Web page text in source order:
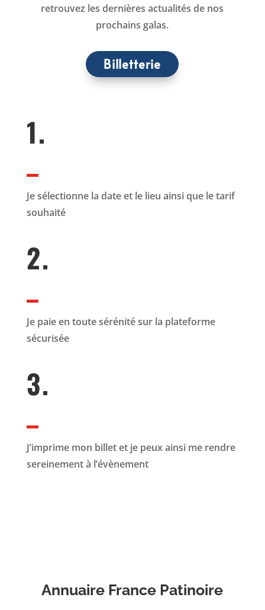
retrouvez les dernières actualités de nos
prochains galas.
Billetterie
1.
Je sélectionne la date et le lieu ainsi que le tarif
souhaité
2.
Je paie en toute sérénité sur la plateforme
sécurisée
3.
J’imprime mon billet et je peux ainsi me rendre
sereinement à l’évènement
Annuaire France Patinoire